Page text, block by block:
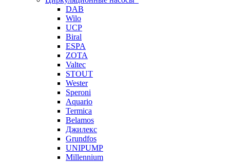
DAB
Wilo
UCP
Biral
ESPA
ZOTA
Valtec
STOUT
Wester
Speroni
Aquario
Termica
Belamos
Джилекс
Grundfos
UNIPUMP
Millennium